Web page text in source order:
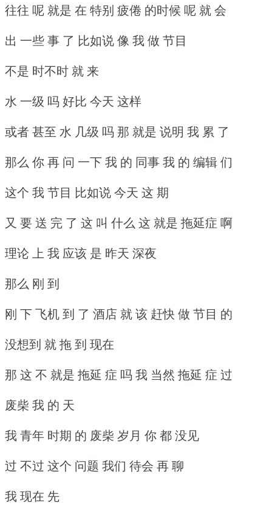
往往 呢 就是 在 特别 疲倦 的时候 呢 就 会
出 一些 事 了 比如说 像 我 做 节目
不是 时不时 就 来
水 一级 吗 好比 今天 这样
或者 甚至 水 几级 吗 那 就是 说明 我 累 了
那么 你 再 问 一下 我 的 同事 我 的 编辑 们
这个 我 节目 比如说 今天 这 期
又 要 送 完 了 这 叫 什么 这 就是 拖延症 啊
理论 上 我 应该 是 昨天 深夜
那么 刚 到
刚 下 飞机 到 了 酒店 就 该 赶快 做 节目 的
没想到 就 拖 到 现在
那 这 不 就是 拖延 症 吗 我 当然 拖延 症 过
废柴 我 的 天
我 青年 时期 的 废柴 岁月 你 都 没见
过 不过 这个 问题 我们 待会 再 聊
我 现在 先